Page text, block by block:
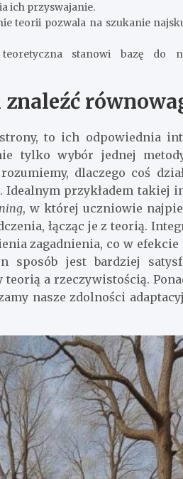
ich przyswajanie.
teorii pozwala na szukanie
stanowi bazę do
to ich odpowiednia
tylko wybór jednej
dlaczego coś
przykładem takiej
, w której uczniowie
łącząc je z teorią.
zagadnienia, co w
sposób jest bardziej
a rzeczywistością.
nasze zdolności